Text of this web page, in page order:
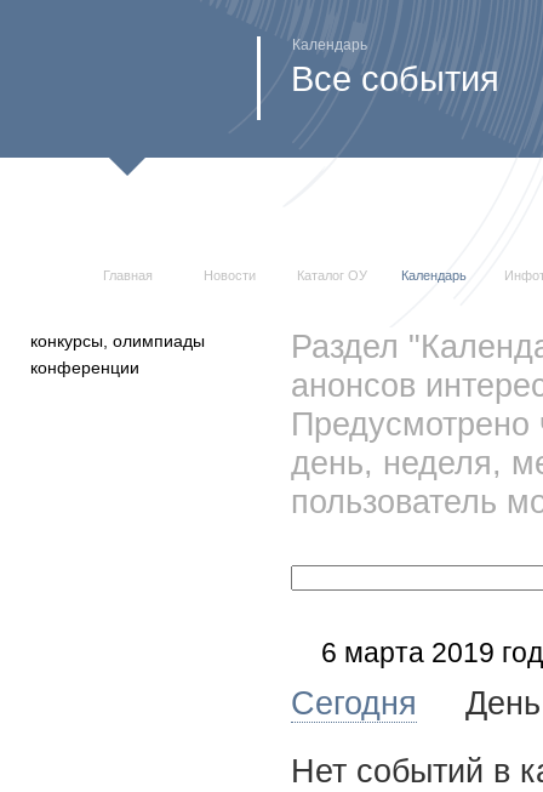
Главная Новости Каталог ОУ Календарь
Все события
Календарь
конкурсы, олимпиады
конференции
Раздел
анонсов
день, неделя,
пользователь
6 марта 2019
Сегодня
Нет событий в